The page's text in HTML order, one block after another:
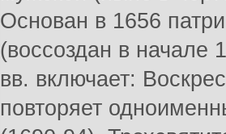
Основан в 1656
(воссоздан в начале
вв. включает:
повторяет